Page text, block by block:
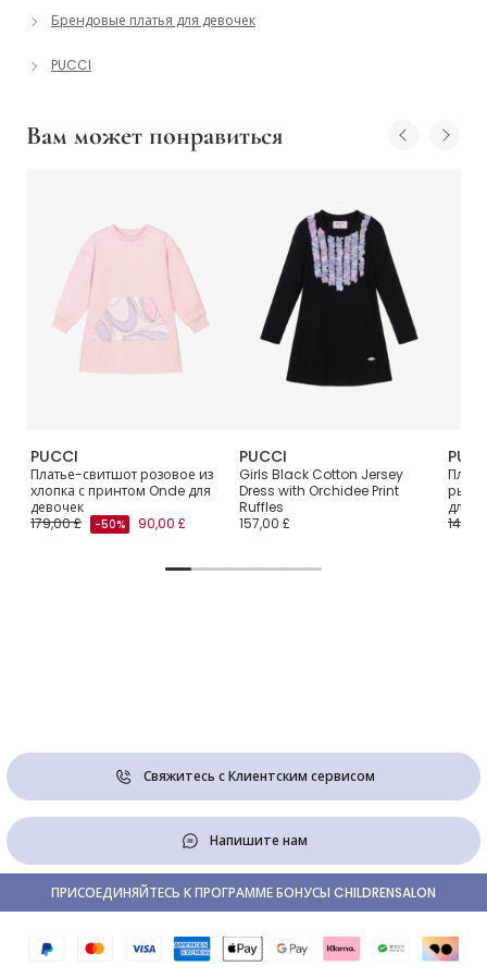
Брендовые платья для девочек
PUCCI
Вам может понравиться
PUCCI
Платье-свитшот розовое из
хлопка с принтом Onde для
девочек
179,00 £
-50% 90,00 £
PUCCI
Girls Black Cotton Jersey
Dress with Orchidee Print
Ruffles
157,00 £
для
Свяжитесь с Клиентским сервисом
Напишите нам
ПРИСОЕДИНЯЙТЕСЬ К ПРОГРАММЕ БОНУСЫ CHILDRENSALON